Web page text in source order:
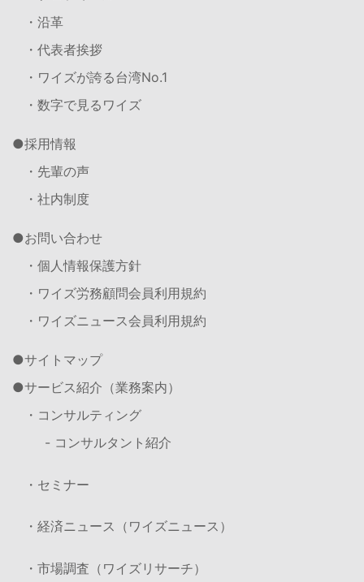
・沿革
・代表者挨拶
・ワイズが誇る台湾No.1
・数字で見るワイズ
採用情報
・先輩の声
・社内制度
お問い合わせ
・個人情報保護方針
・ワイズ労務顧問会員利用規約
・ワイズニュース会員利用規約
サイトマップ
サービス紹介（業務案内）
・コンサルティング
- コンサルタント紹介
・セミナー
・経済ニュース（ワイズニュース）
・市場調査（ワイズリサーチ）